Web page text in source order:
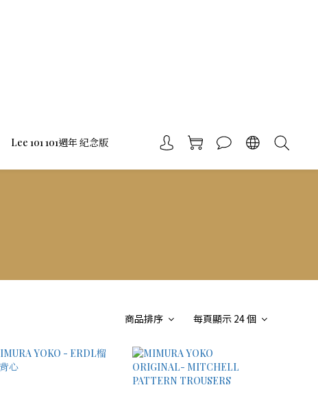
Lee 101 101週年 紀念版
商品排序 每頁顯示 24 個